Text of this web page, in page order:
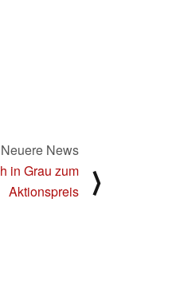
Neuere News
in Grau zum
Aktionspreis
⟩